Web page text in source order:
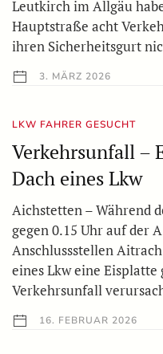
Leutkirch im Allgäu
Hauptstraße acht
ihren Sicherheitsgurt
3. MÄRZ 2026
LKW FAHRER GESUCHT
Verkehrsunfall –
Dach eines Lkw
Aichstetten – Während
gegen 0.15 Uhr auf der
Anschlussstellen
eines Lkw eine Eisplatte
Verkehrsunfall
16. FEBRUAR 2026